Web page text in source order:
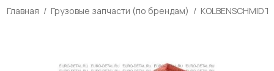
Главная Грузовые запчасти (по брендам) KOLBENSCHMIDT